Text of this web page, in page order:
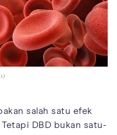
salah satu efek
Tetapi DBD bukan satu-